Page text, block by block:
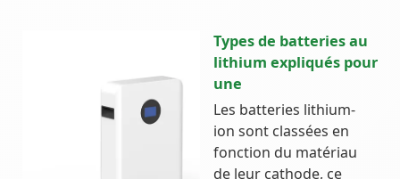
Types de batteries au
lithium expliqués pour
une
Les batteries lithium-
ion sont classées en
fonction du matériau
de leur cathode, ce